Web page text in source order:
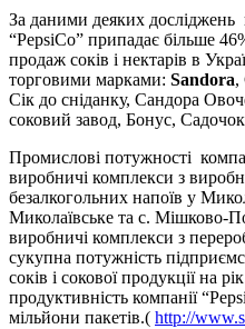
За даними деяких
“PepsiCo” припадає більше
продаж соків і нектарів в
торговими марками: Sandora,
Сік до сніданку, Сандора
соковий завод, Бонус,
Промислові потужності
виробничі комплекси з
безалкогольних напоїв у
Миколаївське та с. Мішково-
виробничі комплекси з
сукупна потужність
соків і сокової продукції на
продуктивність компанії
мільйони пакетів.( http://